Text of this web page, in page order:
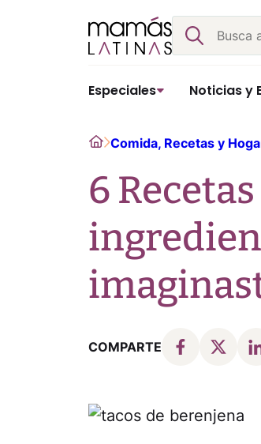
Buscar
Especiales Noticias y
HomeComida, Recetas y
6
COMPARTE